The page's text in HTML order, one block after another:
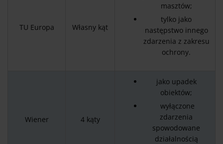
TU Europa Własny kąt
masztów;
tylko jako
następstwo innego
zdarzenia z zakresu
ochrony.
Wiener 4 kąty
jako upadek
obiektów;
wyłączone
zdarzenia
spowodowane
działalnością